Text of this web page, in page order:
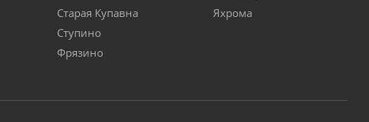
Старая Купавна
Ступино
Фрязино
Яхрома